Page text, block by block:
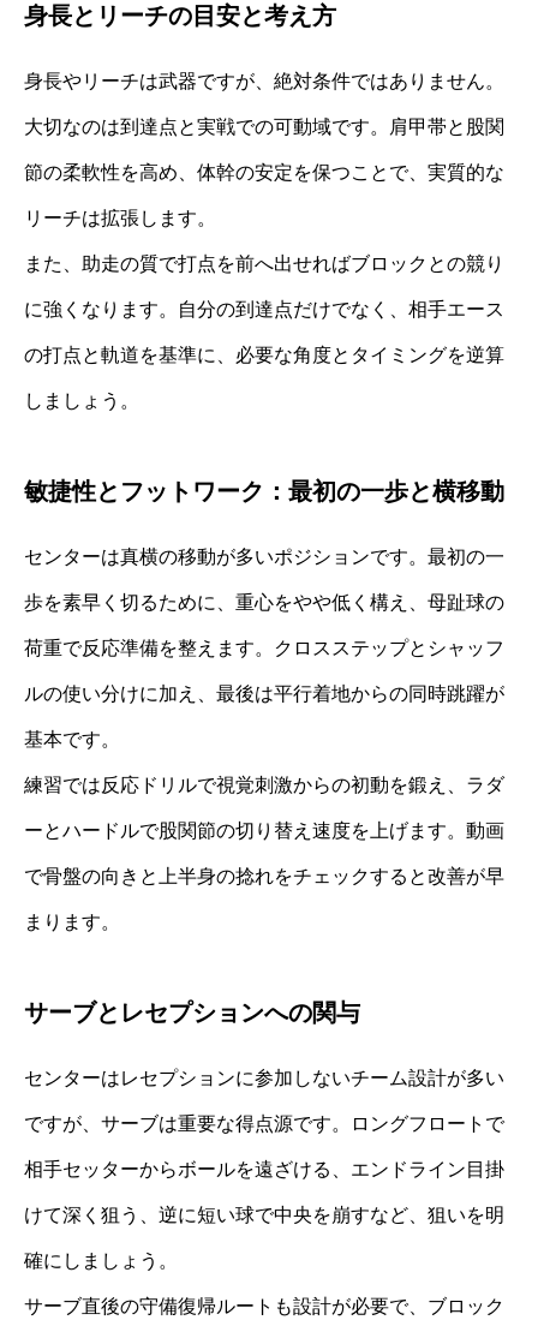
身長とリーチの目安と考え方
身長やリーチは武器ですが、絶対条件ではありません。
大切なのは到達点と実戦での可動域です。肩甲帯と股関
節の柔軟性を高め、体幹の安定を保つことで、実質的な
リーチは拡張します。
また、助走の質で打点を前へ出せればブロックとの競り
に強くなります。自分の到達点だけでなく、相手エース
の打点と軌道を基準に、必要な角度とタイミングを逆算
しましょう。
敏捷性とフットワーク：最初の一歩と横移動
センターは真横の移動が多いポジションです。最初の一
歩を素早く切るために、重心をやや低く構え、母趾球の
荷重で反応準備を整えます。クロスステップとシャッフ
ルの使い分けに加え、最後は平行着地からの同時跳躍が
基本です。
練習では反応ドリルで視覚刺激からの初動を鍛え、ラダ
ーとハードルで股関節の切り替え速度を上げます。動画
で骨盤の向きと上半身の捻れをチェックすると改善が早
まります。
サーブとレセプションへの関与
センターはレセプションに参加しないチーム設計が多い
ですが、サーブは重要な得点源です。ロングフロートで
相手セッターからボールを遠ざける、エンドライン目掛
けて深く狙う、逆に短い球で中央を崩すなど、狙いを明
確にしましょう。
サーブ直後の守備復帰ルートも設計が必要で、ブロック